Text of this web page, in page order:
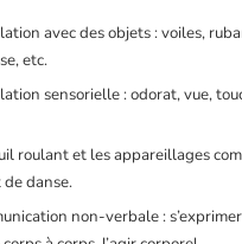
avec des objets : voiles,
etc.
sensorielle : odorat, vue,
roulant et les appareillages
de danse.
non-verbale :